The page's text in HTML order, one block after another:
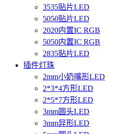
3535贴片LED
5050贴片LED
2020内置IC RGB
5050内置IC RGB
2835贴片LED
插件灯珠
2mm小奶嘴形LED
2*3*4方形LED
2*5*7方形LED
3mm圆头LED
3mm异形LED